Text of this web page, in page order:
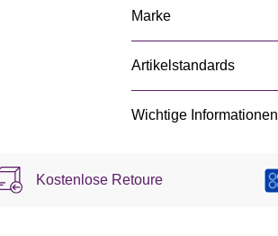
Marke
Artikelstandards
Wichtige Informationen
Kostenlose Retoure